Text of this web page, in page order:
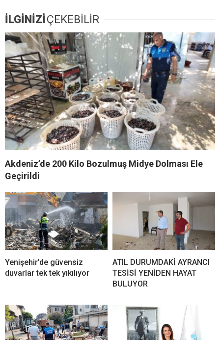
İLGİNİZİÇEKEBİLİR
Akdeniz’de 200 Kilo Bozulmuş Midye Dolması Ele
Geçirildi
Yenişehir’de güvensiz
duvarlar tek tek yıkılıyor
ATIL DURUMDAKİ AYRANCI
TESİSİ YENİDEN HAYAT
BULUYOR